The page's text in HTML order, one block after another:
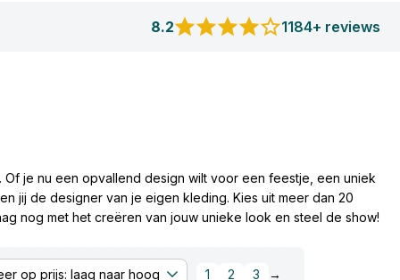
8.2 1184+ reviews
je nu een opvallend design wilt voor een feestje, een uniek
jij de designer van je eigen kleding. Kies uit meer dan 20
nog met het creëren van jouw unieke look en steel de show!
sportief shirt voor je team wilt of een grappige tekst voor
van 8.2 ben je verzekerd van kwaliteit en
leuk!
1 2 3 →